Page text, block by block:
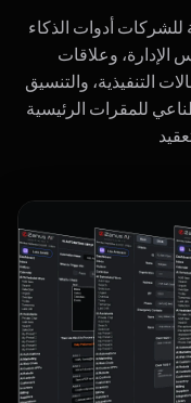
أدوات الذكاء
الإدارة، وعلاقات
التنفيذية، والتنسيق
للمقرات الرئيسية